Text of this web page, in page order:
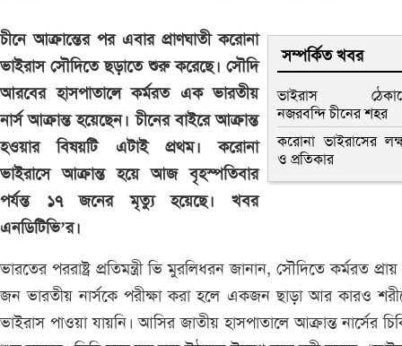
সম্পর্কিত খবর
ভাইরাস
নজরবন্দি চীনের শহর
করোনা ভাইরাসের
ও প্রতিকার
চীনে আক্রান্তের পর এবার প্রাণঘাতী করোনা
ভাইরাস সৌদিতে ছড়াতে শুরু করেছে। সৌদি
আরবের হাসপাতালে কর্মরত এক ভারতীয়
নার্স আক্রান্ত হয়েছেন। চীনের বাইরে আক্রান্ত
হওয়ার বিষয়টি এটাই প্রথম। করোনা
ভাইরাসে আক্রান্ত হয়ে আজ বৃহস্পতিবার
পর্যন্ত ১৭ জনের মৃত্যু হয়েছে। খবর
এনডিটিভি’র।
ভারতের পররাষ্ট্র প্রতিমন্ত্রী ভি মুরলিধরন জানান, সৌদিতে কর্মরত
জন ভারতীয় নার্সকে পরীক্ষা করা হলে একজন ছাড়া আর কারও
ভাইরাস পাওয়া যায়নি। আসির জাতীয় হাসপাতালে আক্রান্ত নার্সের